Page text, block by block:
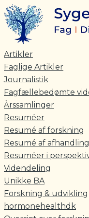
Gå
til
indholdet
Artikler
Faglige Artikler
Journalistik
Fagfællebedømte
Årssamlinger
Resuméer
Resumé af forskning
Resumé af
Resuméer i
Videndeling
Unikke BA
Forskning & udvikling
hormonehealthdk
Skriv
her..
Navn*